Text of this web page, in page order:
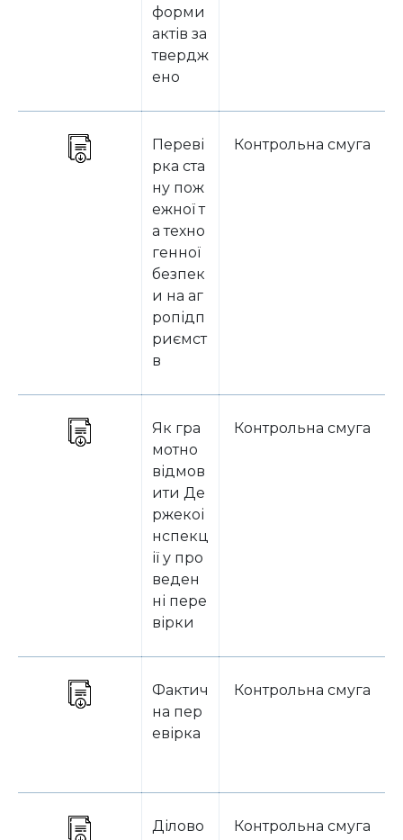
форми
актів за
твердж
ено
Переві
рка ста
ну пож
ежної т
а техно
генної
безпек
и на аг
ропідп
риємст
в
Контрольна смуга
Як гра
мотно
відмов
ити Де
ржекоі
нспекц
ії у про
веден
ні пере
вірки
Контрольна смуга
Фактич
на пер
евірка
Контрольна смуга
Ділово
Контрольна смуга